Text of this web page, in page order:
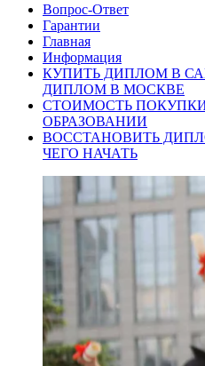
Вопрос-Ответ
Гарантии
Главная
Информация
КУПИТЬ ДИПЛОМ В
ДИПЛОМ В МОСКВЕ
СТОИМОСТЬ
ОБРАЗОВАНИИ
ВОССТАНОВИТЬ
ЧЕГО НАЧАТЬ